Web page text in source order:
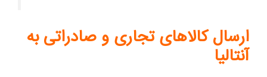
ارسال کالاهای تجاری و صادراتی به
آنتالیا